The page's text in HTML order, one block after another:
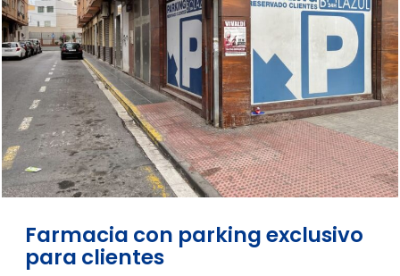
Farmacia con parking exclusivo
para clientes